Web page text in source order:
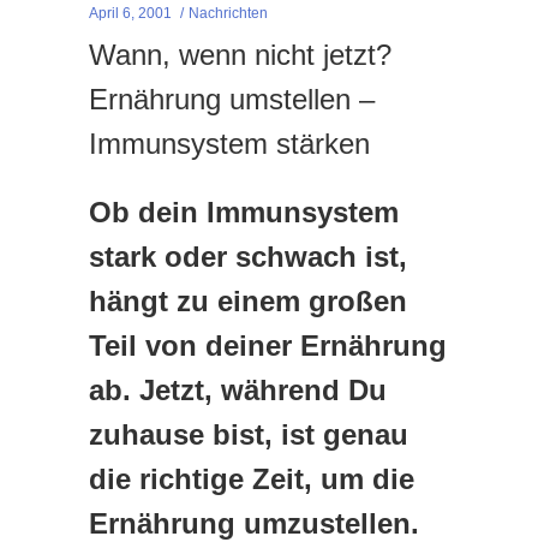
April 6, 2001 Nachrichten
Wann, wenn nicht jetzt?
Ernährung umstellen –
Immunsystem stärken
Ob dein Immunsystem
stark oder schwach ist,
hängt zu einem großen
Teil von deiner Ernährung
ab. Jetzt, während Du
zuhause bist, ist genau
die richtige Zeit, um die
Ernährung umzustellen.